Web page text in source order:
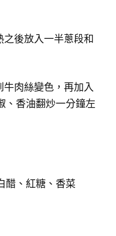
後放入一半蔥段和
肉絲變色，再加入
、香油翻炒一分鐘左
醋、紅糖、香菜